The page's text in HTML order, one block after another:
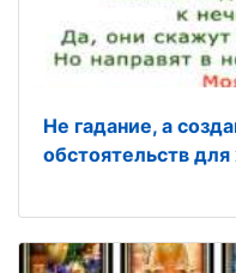
Не гадание, а
обстоятельств